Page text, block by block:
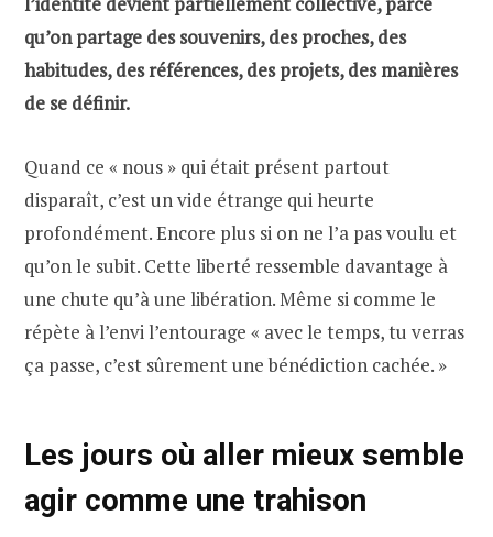
qu’on partage des souvenirs, des proches, des
habitudes, des références, des projets, des manières
de se définir.
Quand ce « nous » qui était présent partout
disparaît, c’est un vide étrange qui heurte
profondément. Encore plus si on ne l’a pas voulu et
qu’on le subit. Cette liberté ressemble davantage à
une chute qu’à une libération. Même si comme le
répète à l’envi l’entourage « avec le temps, tu verras
ça passe, c’est sûrement une bénédiction cachée. »
Les jours où aller mieux semble
agir comme une trahison